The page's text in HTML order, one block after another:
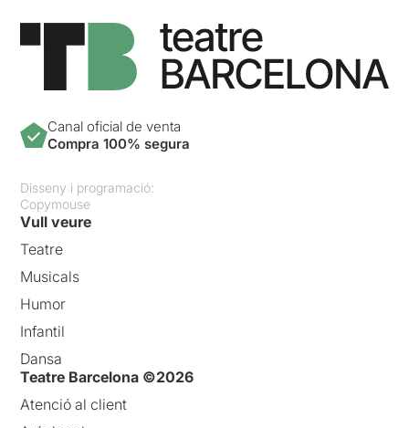
Canal oficial de venta
Compra 100% segura
Disseny i programació:
Copymouse
Vull veure
Teatre
Musicals
Humor
Infantil
Dansa
Teatre Barcelona ©2026
Atenció al client